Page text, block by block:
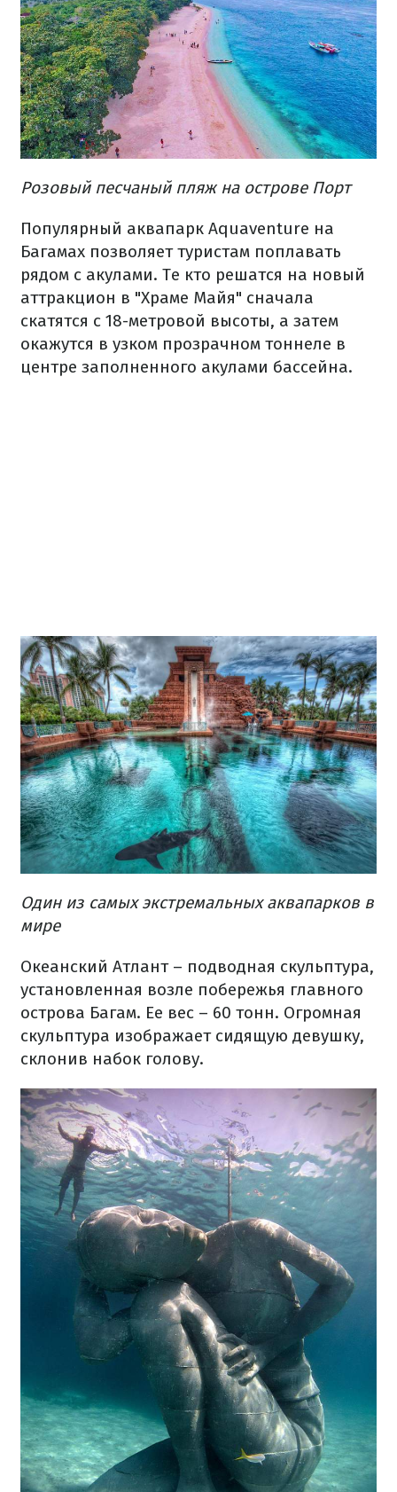
Розовый песчаный пляж на острове Порт
Популярный аквапарк Aquaventure на
Багамах позволяет туристам поплавать
рядом с акулами. Те кто решатся на новый
аттракцион в "Храме Майя" сначала
скатятся с 18-метровой высоты, а затем
окажутся в узком прозрачном тоннеле в
центре заполненного акулами бассейна.
Один из самых экстремальных аквапарков в
мире
Океанский Атлант – подводная скульптура,
установленная возле побережья главного
острова Багам. Ее вес – 60 тонн. Огромная
скульптура изображает сидящую девушку,
склонив набок голову.